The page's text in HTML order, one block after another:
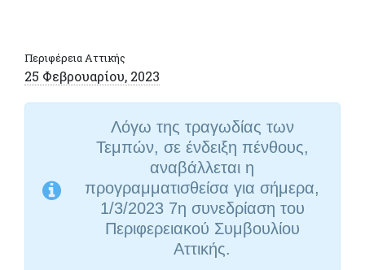
Περιφέρεια Αττικής
25 Φεβρουαρίου, 2023
Λόγω της τραγωδίας των
Τεμπών, σε ένδειξη πένθους,
αναβάλλεται η
προγραμματισθείσα για σήμερα,
1/3/2023 7η συνεδρίαση του
Περιφερειακού Συμβουλίου
Αττικής.